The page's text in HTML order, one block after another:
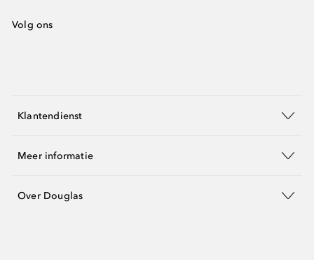
Volg ons
Klantendienst
Meer informatie
Over Douglas